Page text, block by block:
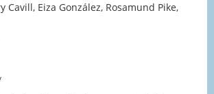
Cavill, Eiza González, Rosamund Pike,